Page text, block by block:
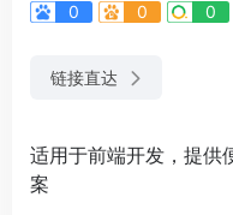
0 0 0
链接直达
适用于前端开发，提供
案